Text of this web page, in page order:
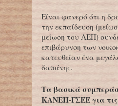
Είναι φανερό ότι η
την εκπαίδευση
μείωση του ΑΕΠ)
επιβάρυνση των
κατευθείαν ένα
δαπάνης.
Τα βασικά
ΚΑΝΕΠ-ΓΣΕΕ για τις